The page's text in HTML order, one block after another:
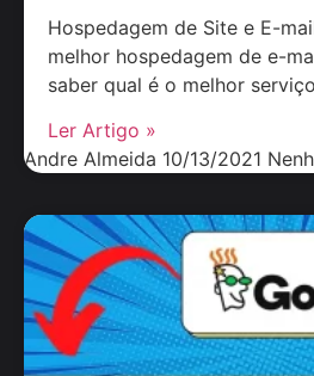
Hospedagem de Site e E-
melhor hospedagem de e-
saber qual é o melhor
Ler Artigo »
Andre Almeida 10/13/2021